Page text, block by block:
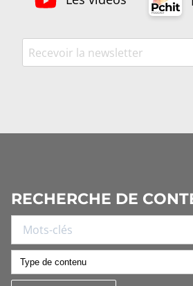
RECHERCHE DE